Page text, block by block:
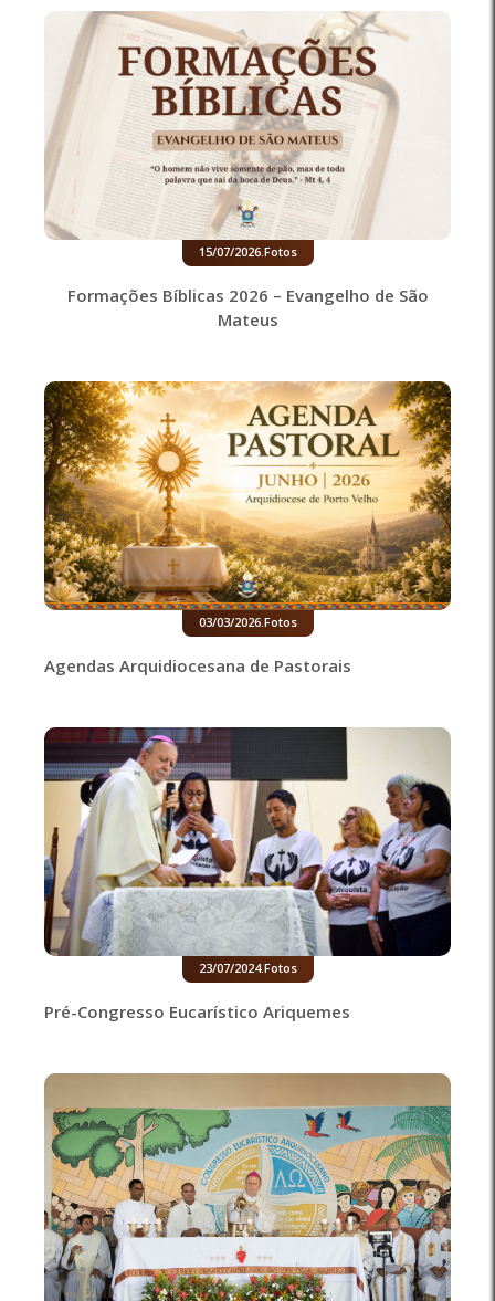
15/07/2026. Fotos
Formações Bíblicas 2026 – Evangelho de São
Mateus
03/03/2026. Fotos
Agendas Arquidiocesana de Pastorais
23/07/2024.Fotos
Pré-Congresso Eucarístico Ariquemes